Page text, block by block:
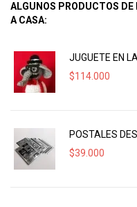
ALGUNOS PRODUCTOS DE
A CASA:
JUGUETE EN
$114.000
POSTALES
$39.000